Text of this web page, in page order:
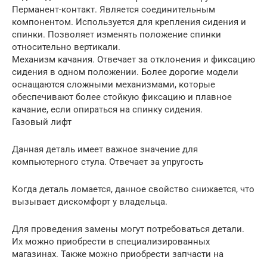
Перманент-контакт. Является соединительным
компонентом. Используется для крепления сидения и
спинки. Позволяет изменять положение спинки
относительно вертикали.
Механизм качания. Отвечает за отклонения и фиксацию
сидения в одном положении. Более дорогие модели
оснащаются сложными механизмами, которые
обеспечивают более стойкую фиксацию и плавное
качание, если опираться на спинку сидения.
Газовый лифт
Данная деталь имеет важное значение для
компьютерного стула. Отвечает за упругость
Когда деталь ломается, данное свойство снижается, что
вызывает дискомфорт у владельца.
Для проведения замены могут потребоваться детали.
Их можно приобрести в специализированных
магазинах. Также можно приобрести запчасти на